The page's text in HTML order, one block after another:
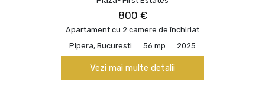
800 €
Apartament cu 2 camere de închiriat
Pipera, Bucuresti
56 mp 2025
Vezi mai multe detalii